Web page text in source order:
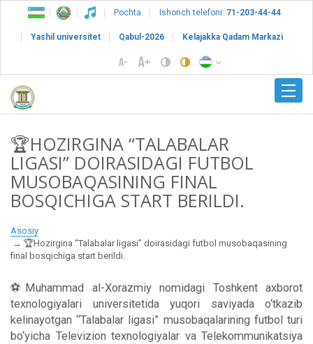
Pochta Ishonch telefoni: 71-203-44-44
Yashil universitet Qabul-2026 Kelajakka Qadam Markazi
🏆HOZIRGINA “TALABALAR
LIGASI” DOIRASIDAGI FUTBOL
MUSOBAQASINING FINAL
BOSQICHIGA START BERILDI.
Asosiy
🏆Hozirgina “Talabalar ligasi” doirasidagi futbol musobaqasining
final bosqichiga start berildi.
⚽️Muhammad al-Xorazmiy nomidagi Toshkent axborot
texnologiyalari universitetida yuqori saviyada o‘tkazib
kelinayotgan “Talabalar ligasi” musobaqalarining futbol turi
bo‘yicha Televizion texnologiyalar va Telekommunikatsiya